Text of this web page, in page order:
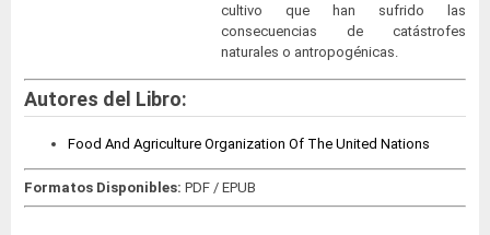
cultivo que han sufrido las
consecuencias de catástrofes
naturales o antropogénicas.
Autores del Libro:
Food And Agriculture Organization Of The United Nations
Formatos Disponibles: PDF / EPUB